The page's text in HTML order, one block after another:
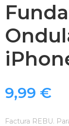
9,99 €
Factura REBU.
Garantía